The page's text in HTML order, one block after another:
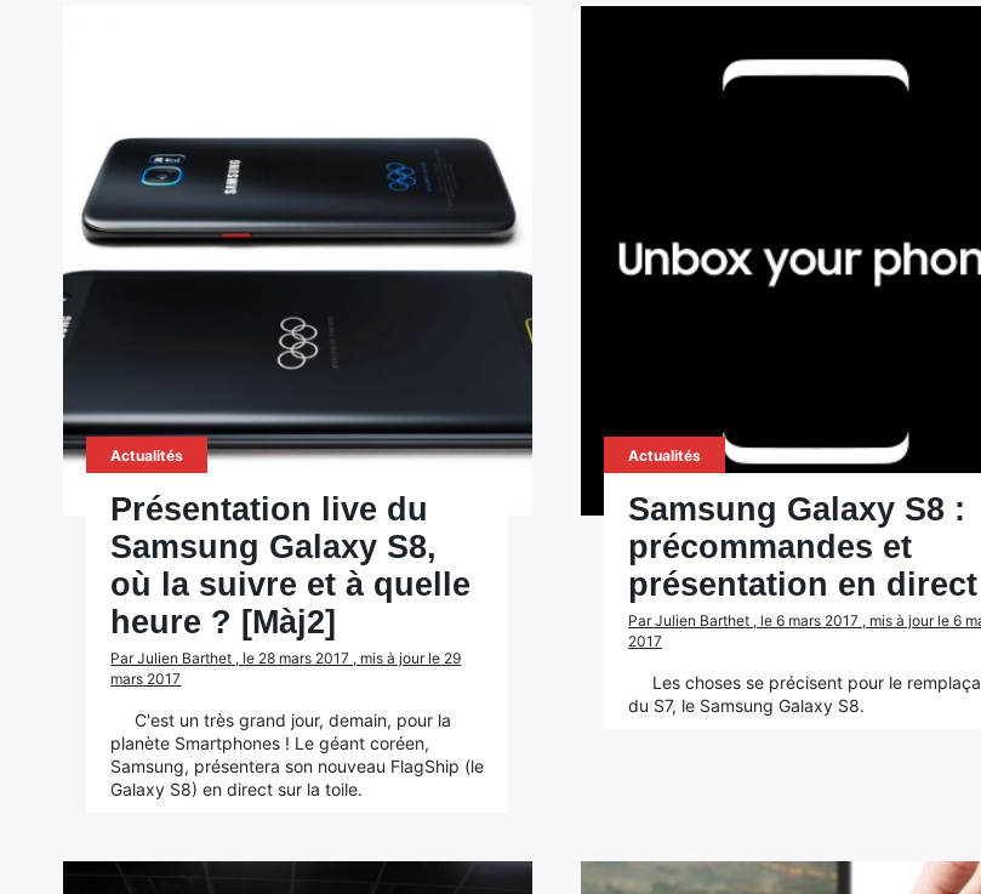
Actualités
Présentation live du
Samsung Galaxy S8,
où la suivre et à quelle
heure ? [Màj2]
Par Julien Barthet , le 28 mars 2017 , mis à jour le 29
mars 2017
C'est un très grand jour, demain, pour la
planète Smartphones ! Le géant coréen,
Samsung, présentera son nouveau FlagShip (le
Galaxy S8) en direct sur la toile.
Actualités
Samsung Galaxy S8 :
précommandes et
présentation en direct
Par Julien Barthet , le 6 mars 2017 , mis à jour le 6
2017
Les choses se précisent pour le
du S7, le Samsung Galaxy S8.